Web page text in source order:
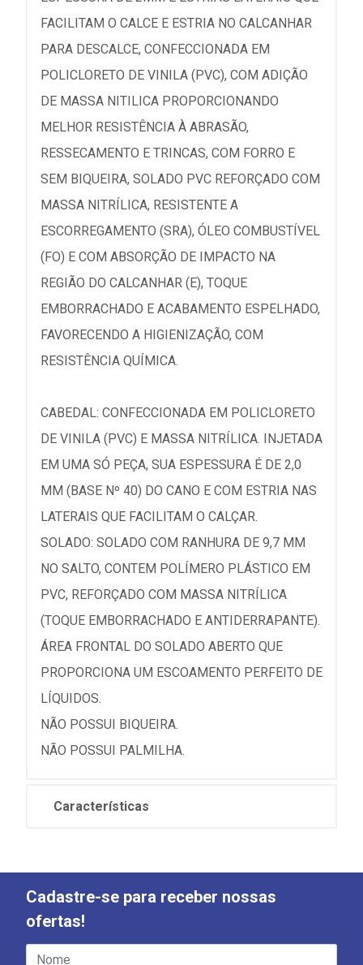
FACILITAM O CALCE E ESTRIA NO CALCANHAR
PARA DESCALCE, CONFECCIONADA EM
POLICLORETO DE VINILA (PVC), COM ADIÇÃO
DE MASSA NITILICA PROPORCIONANDO
MELHOR RESISTÊNCIA À ABRASÃO,
RESSECAMENTO E TRINCAS, COM FORRO E
SEM BIQUEIRA, SOLADO PVC REFORÇADO COM
MASSA NITRÍLICA, RESISTENTE A
ESCORREGAMENTO (SRA), ÓLEO COMBUSTÍVEL
(FO) E COM ABSORÇÃO DE IMPACTO NA
REGIÃO DO CALCANHAR (E), TOQUE
EMBORRACHADO E ACABAMENTO ESPELHADO,
FAVORECENDO A HIGIENIZAÇÃO, COM
RESISTÊNCIA QUÍMICA.
CABEDAL: CONFECCIONADA EM POLICLORETO
DE VINILA (PVC) E MASSA NITRÍLICA. INJETADA
EM UMA SÓ PEÇA, SUA ESPESSURA É DE 2,0
MM (BASE Nº 40) DO CANO E COM ESTRIA NAS
LATERAIS QUE FACILITAM O CALÇAR.
SOLADO: SOLADO COM RANHURA DE 9,7 MM
NO SALTO, CONTEM POLÍMERO PLÁSTICO EM
PVC, REFORÇADO COM MASSA NITRÍLICA
(TOQUE EMBORRACHADO E ANTIDERRAPANTE).
ÁREA FRONTAL DO SOLADO ABERTO QUE
PROPORCIONA UM ESCOAMENTO PERFEITO DE
LÍQUIDOS.
NÃO POSSUI BIQUEIRA.
NÃO POSSUI PALMILHA.
Características
Cadastre-se para receber nossas
ofertas!